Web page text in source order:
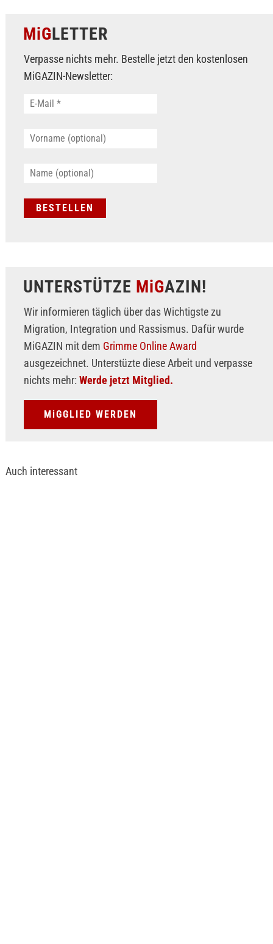
MiGLETTER
Verpasse nichts mehr. Bestelle jetzt den kostenlosen
MiGAZIN-Newsletter:
UNTERSTÜTZE MiGAZIN!
Wir informieren täglich über das Wichtigste zu
Migration, Integration und Rassismus. Dafür wurde
MiGAZIN mit dem Grimme Online Award
ausgezeichnet. Unterstüzte diese Arbeit und verpasse
nichts mehr: Werde jetzt Mitglied.
MiGGLIED WERDEN
Auch interessant